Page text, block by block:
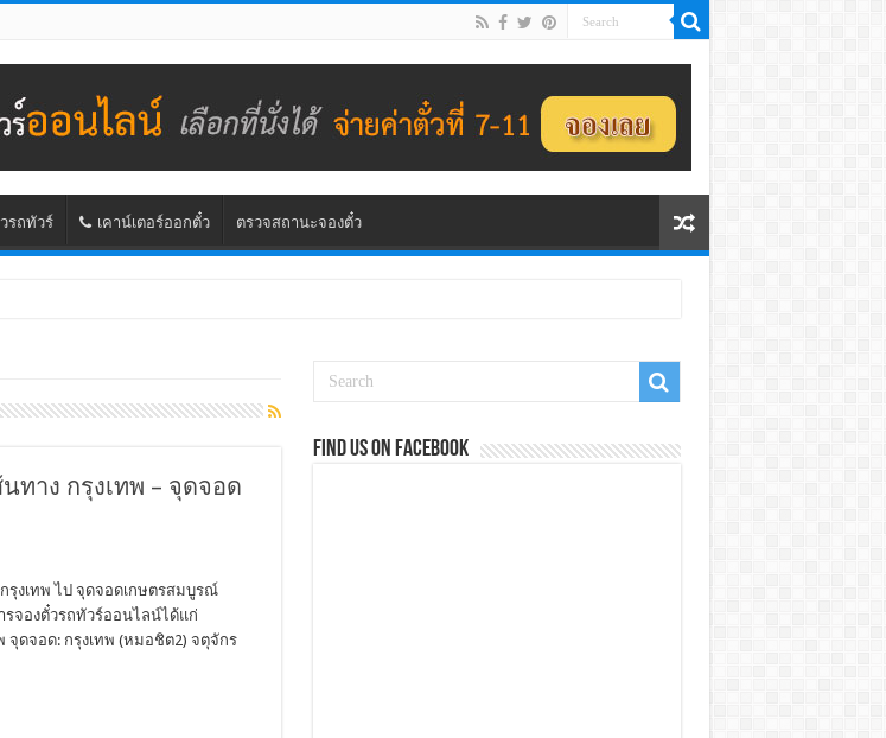
รถทัวร์ เคาน์เตอร์ออกตั๋ว ตรวจสถานะจองตั๋ว
ทาง กรุงเทพ – จุดจอด
รุงเทพ ไป จุดจอดเกษตรสมบูรณ์
จองตั๋วรถทัวร์ออนไลน์ได้แก่
จุดจอด: กรุงเทพ (หมอชิต2) จตุจักร
Find us on Facebook